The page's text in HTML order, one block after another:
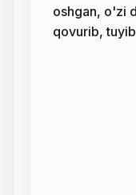
oshgan, o'zi
qovurib,